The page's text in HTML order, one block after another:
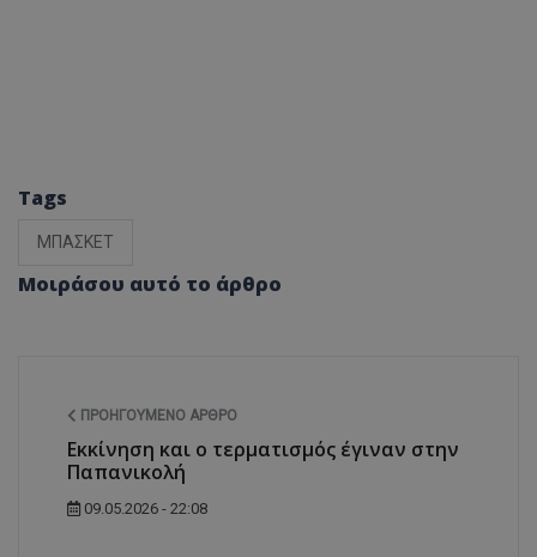
Tags
ΜΠΑΣΚΕΤ
Μοιράσου αυτό το άρθρο
ΠΡΟΗΓΟΎΜΕΝΟ ΆΡΘΡΟ
Εκκίνηση και ο τερματισμός έγιναν στην
Παπανικολή
09.05.2026 - 22:08